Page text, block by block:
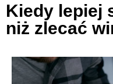
Kiedy lepiej
niż zlecać